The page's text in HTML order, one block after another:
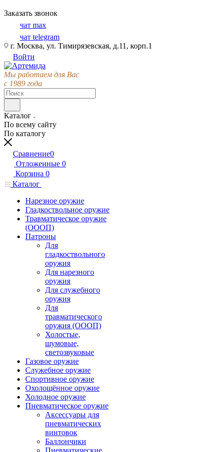
Заказать звонок
чат max
чат telegram
г. Москва, ул. Тимирязевская, д.11, корп.1
Войти
Мы работаем для Вас
с 1989 года
Каталог
По всему сайту
По каталогу
Сравнение0
Отложенные 0
Корзина 0
Каталог
Нарезное оружие
Гладкоствольное оружие
Травматическое оружие
(ОООП)
Патроны
Для
гладкоствольного
оружия
Для нарезного
оружия
Для служебного
оружия
Для
травматического
оружия (ОООП)
Холостые,
шумовые,
светозвуковые
Газовое оружие
Служебное оружие
Спортивное оружие
Охолощённое оружие
Холодное оружие
Пневматическое оружие
Аксессуары для
пневматических
винтовок
Баллончики
Пневматические